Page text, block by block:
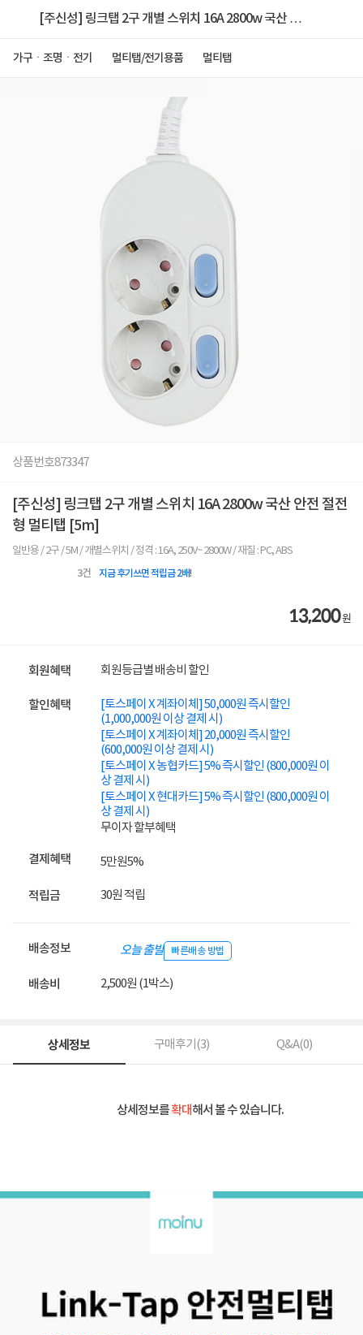
[주신성] 링크탭 2구 개별 스위치 16A 2800w 국산 안
가구ㆍ조명ㆍ전기 멀티탭/전기용품 멀티탭
상품번호873347
[주신성] 링크탭 2구 개별 스위치 16A 2800w 국산 안전 절전
형 멀티탭 [5m]
일반용 / 2구 / 5M / 개별스위치 / 정격 : 16A, 250V~ 2800W / 재질 : PC, ABS
3건 지금 후기쓰면 적립금 2배!
13,200원
회원혜택 회원등급별 배송비 할인
할인혜택
[토스페이 X 계좌이체] 50,000원 즉시할인
(1,000,000원 이상 결제 시)
[토스페이 X 계좌이체] 20,000원 즉시할인
(600,000원 이상 결제 시)
[토스페이 X 농협카드] 5% 즉시할인 (800,000원 이
상 결제 시)
[토스페이 X 현대카드] 5% 즉시할인 (800,000원 이
상 결제 시)
무이자 할부혜택
결제혜택 5만원5%
적립금 30원 적립
배송정보 오늘 출발 빠른배송 방법
배송비 2,500원 (1박스)
상세정보 구매후기(3) Q&A(0)
상세정보를확대해서 볼 수 있습니다.